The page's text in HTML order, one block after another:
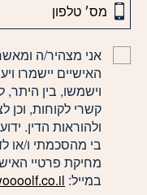
אני מצהיר/ה
האישיים יישמרו
וישמשו, בין היתר,
קשרי לקוחות, וכן
ולהוראות הדין.
בי מהסכמתי ו/או
מחיקת פרטיי
במייל: